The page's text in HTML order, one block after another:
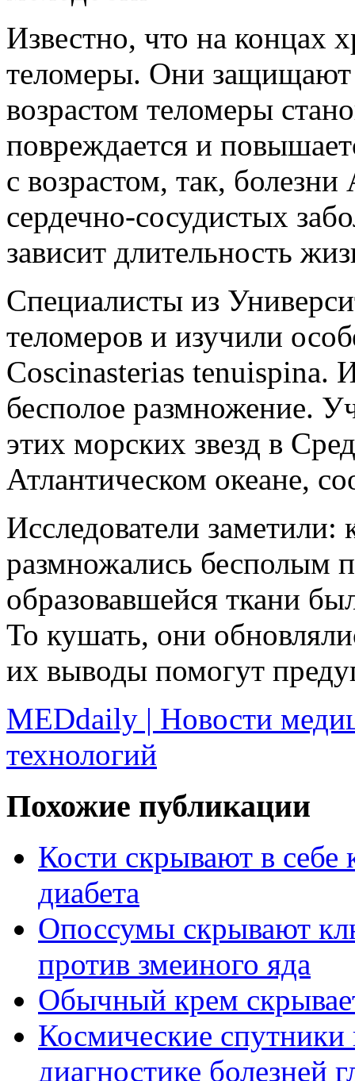
Известно, что на концах
теломеры. Они
возрастом теломеры
повреждается и
с возрастом, так,
сердечно-сосудистых
зависит длительность
Специалисты из
теломеров и изучили
Сoscinasterias tenuispina.
бесполое размножение.
этих морских звезд в
Атлантическом океане,
Исследователи заметили:
размножались бесполым
образовавшейся ткани
То кушать, они
их выводы помогут
MEDdaily | Новости
технологий
Похожие публикации
Кости скрывают в
диабета
Опоссумы скрывают
против змеиного яда
Обычный крем
Космические спутники
диагностике болезней